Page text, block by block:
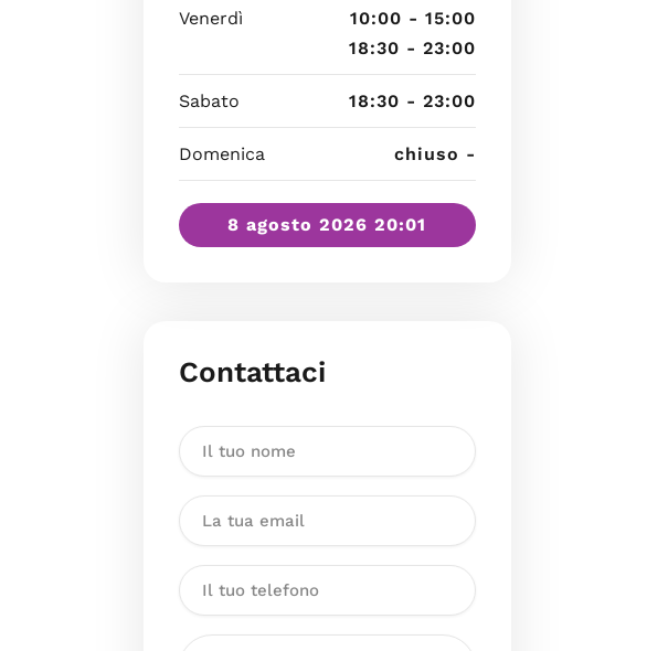
Venerdì
10:00 - 15:00
18:30 - 23:00
Sabato 18:30 - 23:00
Domenica chiuso -
8 agosto 2026 20:01
Contattaci